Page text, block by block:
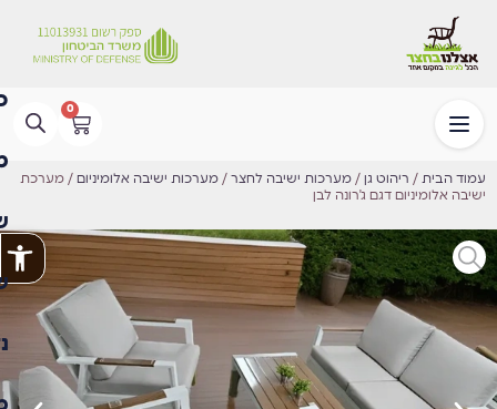
0
עמוד הבית / ריהוט גן / מערכות ישיבה לחצר / מערכות ישיבה אלומיניום / מערכת
ישיבה אלומיניום דגם ג'רונה לבן